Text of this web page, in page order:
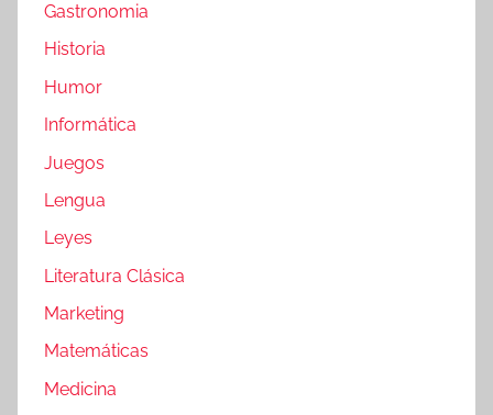
Gastronomia
Historia
Humor
Informática
Juegos
Lengua
Leyes
Literatura Clásica
Marketing
Matemáticas
Medicina